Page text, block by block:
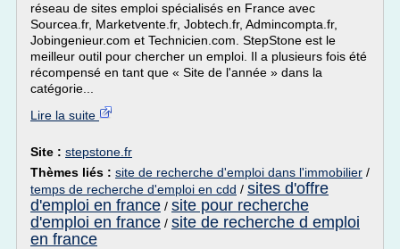
réseau de sites emploi spécialisés en France avec
Sourcea.fr, Marketvente.fr, Jobtech.fr, Admincompta.fr,
Jobingenieur.com et Technicien.com. StepStone est le
meilleur outil pour chercher un emploi. Il a plusieurs fois été
récompensé en tant que « Site de l'année » dans la
catégorie...
Lire la suite
Site : stepstone.fr
Thèmes liés : site de recherche d'emploi dans l'immobilier /
temps de recherche d'emploi en cdd / sites d'offre
d'emploi en france / site pour recherche
d'emploi en france / site de recherche d emploi
en france